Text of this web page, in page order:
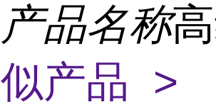
产品名称
似产品 >